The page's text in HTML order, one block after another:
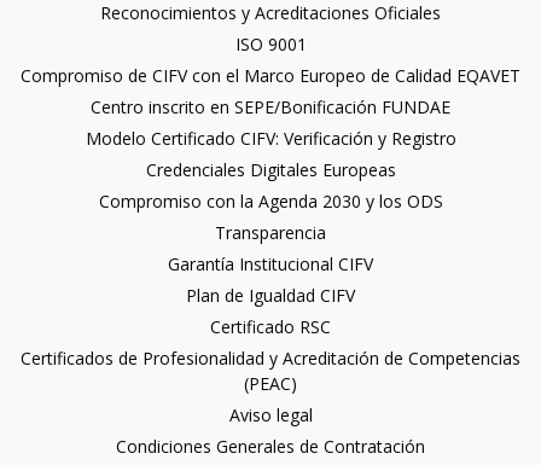
Reconocimientos y Acreditaciones Oficiales
ISO 9001
Compromiso de CIFV con el Marco Europeo de Calidad EQAVET
Centro inscrito en SEPE/Bonificación FUNDAE
Modelo Certificado CIFV: Verificación y Registro
Credenciales Digitales Europeas
Compromiso con la Agenda 2030 y los ODS
Transparencia
Garantía Institucional CIFV
Plan de Igualdad CIFV
Certificado RSC
Certificados de Profesionalidad y Acreditación de Competencias
(PEAC)
Aviso legal
Condiciones Generales de Contratación